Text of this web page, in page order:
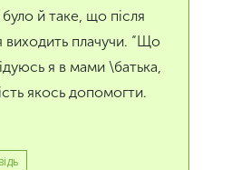
й таке, що після
виходить плачучи. “Що
я в мами \батька,
якось допомогти.